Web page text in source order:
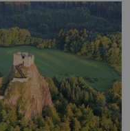
Dumas ve městě